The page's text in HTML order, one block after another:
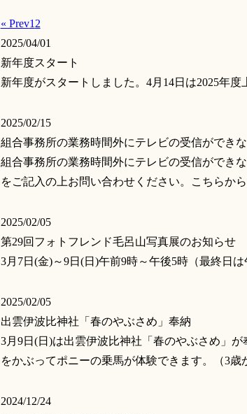
« Prev1 2
2025/04/01
新年度スタート
新年度がスタートしました。4月14日は2025年
2025/02/15
組合事務所の業務時間外にテレビの受信ができ
組合事務所の業務時間外にテレビの受信ができ
をご記入の上お問い合わせください。こちらか
2025/02/05
第29回フォトフレンド毛呂山写真展のお知らせ
3月7日(金)～9日(日)午前9時～午後5時（最終日
2025/02/05
出雲伊波比神社「春のやぶさめ」奉納
3月9日(日)は出雲伊波比神社「春のやぶさめ」
をかぶってポニーの乗馬が体験できます。（3歳
2024/12/24